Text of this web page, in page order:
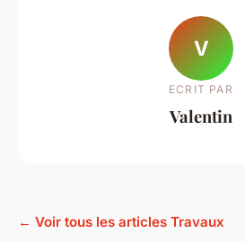
V
ECRIT PAR
Valentin
← Voir tous les articles Travaux